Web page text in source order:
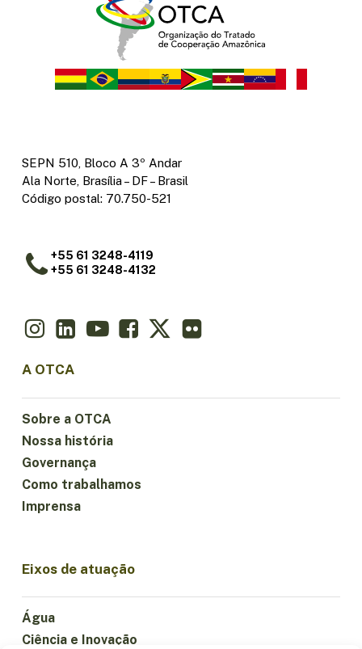
SEPN 510, Bloco A 3º Andar
Ala Norte, Brasília – DF – Brasil
Código postal: 70.750-521
+55 61 3248-4119
+55 61 3248-4132
A OTCA
Sobre a OTCA
Nossa história
Governança
Como trabalhamos
Imprensa
Eixos de atuação
Água
Ciência e Inovação